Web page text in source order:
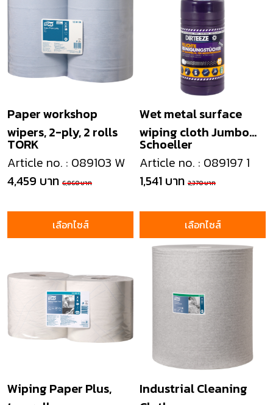
TORK
Paper workshop
wipers, 2-ply, 2 rolls
Article no. : 089103 W
4,459 บาท 6,860 บาท
เลือกไซส์
Schoeller
Wet metal surface
wiping cloth Jumbo
Box
Article no. : 089197 1
1,541 บาท 2,370 บาท
เลือกไซส์
Wiping Paper Plus,
Industrial Cleaning